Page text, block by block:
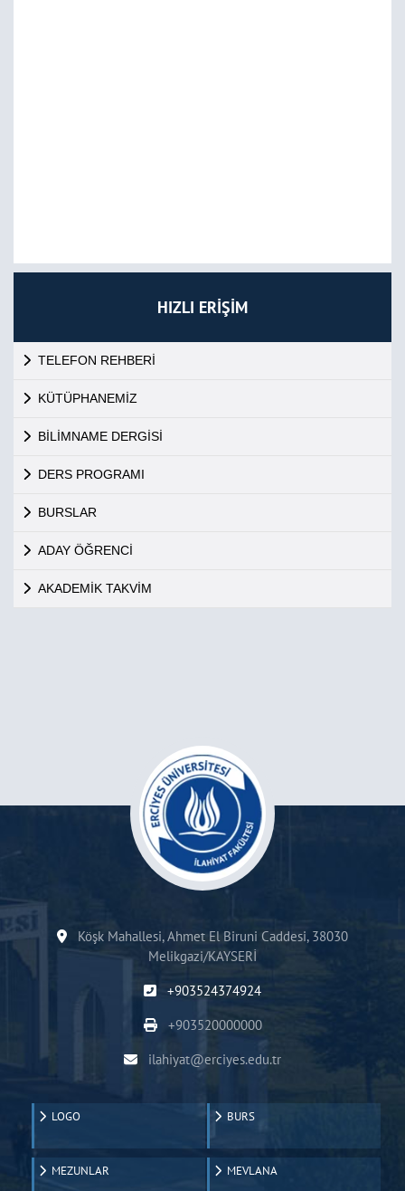
HIZLI ERİŞİM
TELEFON REHBERİ
KÜTÜPHANEMİZ
BİLİMNAME DERGİSİ
DERS PROGRAMI
BURSLAR
ADAY ÖĞRENCİ
AKADEMİK TAKVİM
Köşk Mahallesi, Ahmet El Biruni Caddesi, 38030
Melikgazi/KAYSERİ
+903524374924
+903520000000
ilahiyat@erciyes.edu.tr
LOGO BURS
MEZUNLAR MEVLANA